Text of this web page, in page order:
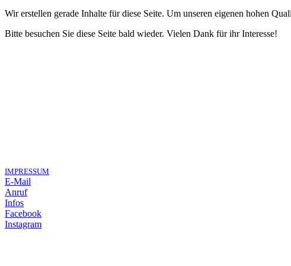
Wir erstellen gerade Inhalte für diese Seite. Um unseren eigenen hohen
Bitte besuchen Sie diese Seite bald wieder. Vielen Dank für ihr Interesse!
IMPRESSUM
E-Mail
Anruf
Infos
Facebook
Instagram